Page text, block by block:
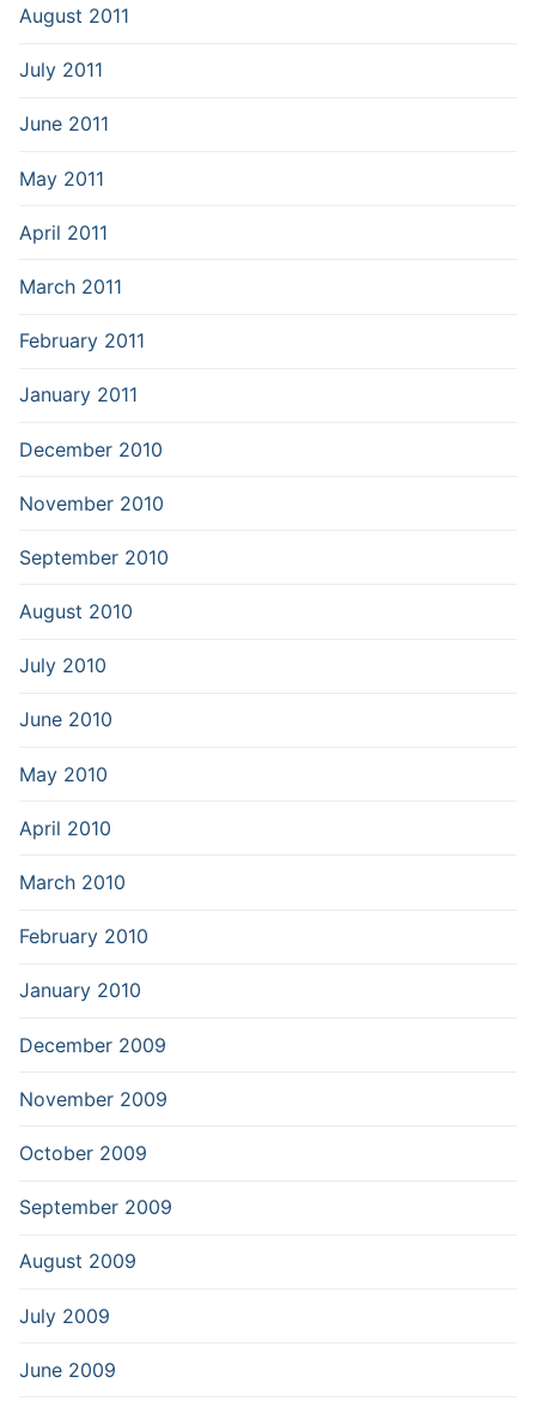
August 2011
July 2011
June 2011
May 2011
April 2011
March 2011
February 2011
January 2011
December 2010
November 2010
September 2010
August 2010
July 2010
June 2010
May 2010
April 2010
March 2010
February 2010
January 2010
December 2009
November 2009
October 2009
September 2009
August 2009
July 2009
June 2009